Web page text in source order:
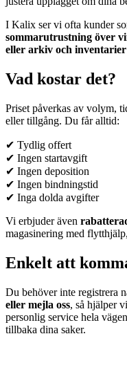
I Kalix ser vi ofta kunder
sommarutrustning över
eller arkiv och
Vad kostar det?
Priset påverkas av volym,
eller tillgång. Du får alltid:
✔ Tydlig offert
✔ Ingen startavgift
✔ Ingen deposition
✔ Ingen bindningstid
✔ Inga dolda avgifter
Vi erbjuder även
magasinering med
Enkelt att
Du behöver inte registrera
eller mejla oss, så hjälper
personlig service hela
tillbaka dina saker.